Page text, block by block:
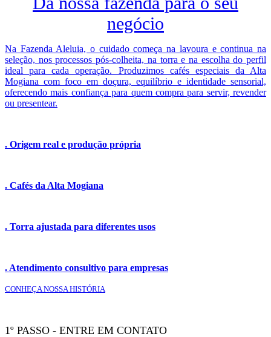
negócio
Na Fazenda Aleluia, o cuidado começa na lavoura e continua na
seleção, nos processos pós-colheita, na torra e na escolha do perfil
ideal para cada operação. Produzimos cafés especiais da Alta
Mogiana com foco em doçura, equilíbrio e identidade sensorial,
oferecendo mais confiança para quem compra para servir, revender
ou presentear.
. Origem real e produção própria
. Cafés da Alta Mogiana
. Torra ajustada para diferentes usos
. Atendimento consultivo para empresas
CONHEÇA NOSSA HISTÓRIA
1º PASSO - ENTRE EM CONTATO